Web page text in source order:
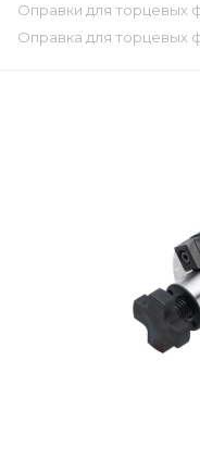
Оправки для торцевых
Оправка для торцевых